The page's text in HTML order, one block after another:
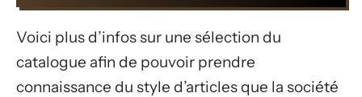
Voici plus d’infos sur une sélection du
catalogue afin de pouvoir prendre
connaissance du style d’articles que la société